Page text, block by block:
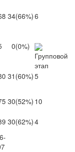
34(66%)6
0(0%)
31 (60%)5
30(52%) 10
30(62%)4